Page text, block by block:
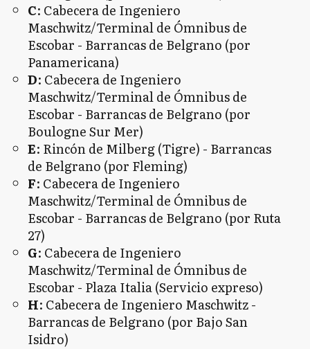
C: Cabecera de Ingeniero
Maschwitz/Terminal de Ómnibus de
Escobar - Barrancas de Belgrano (por
Panamericana)
D: Cabecera de Ingeniero
Maschwitz/Terminal de Ómnibus de
Escobar - Barrancas de Belgrano (por
Boulogne Sur Mer)
E: Rincón de Milberg (Tigre) - Barrancas
de Belgrano (por Fleming)
F: Cabecera de Ingeniero
Maschwitz/Terminal de Ómnibus de
Escobar - Barrancas de Belgrano (por Ruta
27)
G: Cabecera de Ingeniero
Maschwitz/Terminal de Ómnibus de
Escobar - Plaza Italia (Servicio expreso)
H: Cabecera de Ingeniero Maschwitz -
Barrancas de Belgrano (por Bajo San
Isidro)